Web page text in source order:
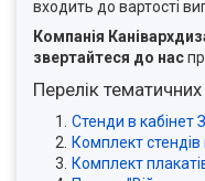
входить до вартості
Компанія
звертайтеся до нас
Перелік тематичних
Стенди в
Комплект
Комплект